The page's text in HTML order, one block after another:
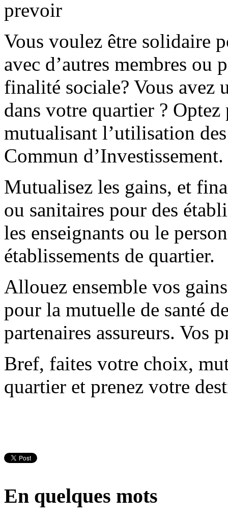
Vous voulez être solidaire
avec d’autres membres ou
finalité sociale? Vous
dans votre quartier ?
mutualisant l’utilisation
Commun d’Investissement.
Mutualisez les gains, et
ou sanitaires pour des
les enseignants ou le
établissements de quartier.
Allouez ensemble vos
pour la mutuelle de santé
partenaires assureurs. Vos
Bref, faites votre choix,
quartier et prenez votre
En quelques mots